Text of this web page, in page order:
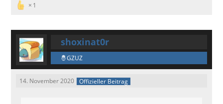
1
shoxinat0r
GZUZ
14. November 2020 Offizieller Beitrag